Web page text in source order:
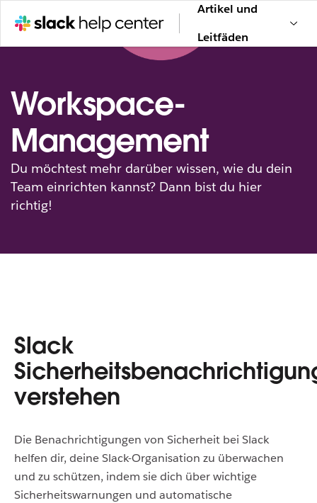
Artikel und
Leitfäden
Workspace-
Management
Du möchtest mehr darüber wissen, wie du dein
Team einrichten kannst? Dann bist du hier
richtig!
Slack
verstehen
Die Benachrichtigungen von Sicherheit bei Slack
helfen dir, deine Slack-Organisation zu überwachen
und zu schützen, indem sie dich über wichtige
Sicherheitswarnungen und automatische